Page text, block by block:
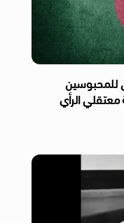
للمحبوسين
الرأي